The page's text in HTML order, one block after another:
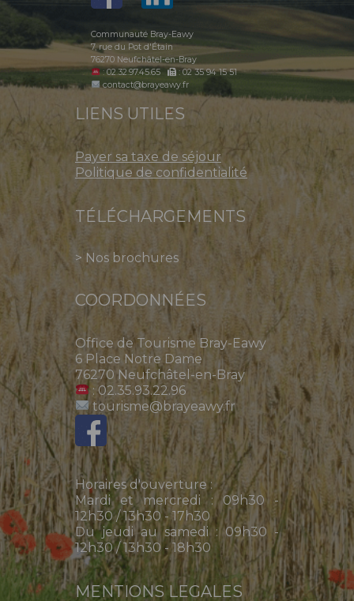
Communauté Bray-Eawy
7, rue du Pot d'Étain
76270 Neufchâtel-en-Bray
: 02.32.97.45.65
: 02 35 94 15 51
contact@brayeawy.fr
LIENS UTILES
Payer sa taxe de séjour
Politique de confidentialité
TÉLÉCHARGEMENTS
> Nos brochures
COORDONNÉES
Office de Tourisme Bray-Eawy
6 Place Notre Dame
76270 Neufchâtel-en-Bray
: 02.35.93.22.96
tourisme@brayeawy.fr
Horaires d'ouverture :
Mardi et mercredi : 09h30 -
12h30 / 13h30 - 17h30
Du jeudi au samedi : 09h30 -
12h30 / 13h30 - 18h30
MENTIONS LEGALES